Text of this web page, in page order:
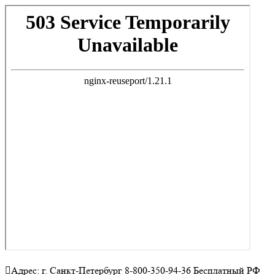
Адрес: г. Санкт-Петербург 8-800-350-94-36 Бесплатный РФ